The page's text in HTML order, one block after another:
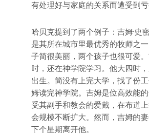
有处理好与家庭的关系而遭受到亏
哈贝克提到了两个例子：吉姆·史
是其所在城市里最优秀的牧师之
子简很美丽，两个孩子也很可爱
时，还在神学院学习。他大四时
出生。简没有上完大学，找了份
姆读完神学院。吉姆是位高效能
受其副手和教会的爱戴，在布道
会规模不断扩大。然而，吉姆的
下个星期离开他。